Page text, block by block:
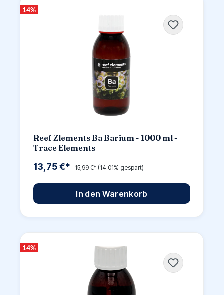
14%
Reef Zlements Ba Barium - 1000 ml -
Trace Elements
13,75 €* 15,99 €* (14.01% gespart)
In den Warenkorb
14%